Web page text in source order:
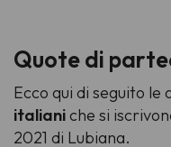
Quote di
Ecco qui di seguito
italianiche si
2021 di Lubiana.